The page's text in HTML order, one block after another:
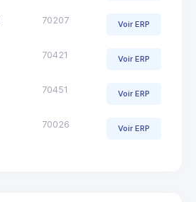
70207 Voir ERP
70421 Voir ERP
70451 Voir ERP
70026 Voir ERP